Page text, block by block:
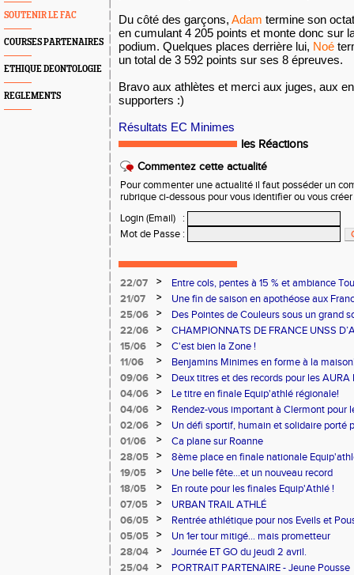
SOUTENIR LE FAC
COURSES PARTENAIRES
ETHIQUE DEONTOLOGIE
REGLEMENTS
Du côté des garçons, Adam termine son
en cumulant 4 205 points et monte donc sur
podium. Quelques places derrière lui, Noé
un total de 3 592 points sur ses 8 épreuves.
Bravo aux athlètes et merci aux juges, aux
supporters :)
Résultats EC Minimes
les Réactions
Commentez cette actualité
Pour commenter une actualité il faut posséder un
rubrique ci-dessous pour vous identifier ou vous
Login (Email)
:
Mot de Passe :
22/07 >
Entre cols, pentes à 15 % et ambiance
ont relevé le défi !
21/07 >
Une fin de saison en apothéose aux
25/06
>
Des Pointes de Couleurs sous un grand
22/06
>
CHAMPIONNATS DE FRANCE UNSS
15/06
>
C'est bien la Zone !
11/06
>
Benjamins Minimes en forme à la
09/06
>
Deux titres et des records pour les
04/06
>
Le titre en finale Equip'athlé régionale!
04/06
>
Rendez-vous important à Clermont pour
02/06
>
Un défi sportif, humain et solidaire porté
du Cœur.
01/06 >
Ca plane sur Roanne
28/05
>
8ème place en finale nationale
19/05
>
Une belle fête...et un nouveau record
18/05
>
En route pour les finales Equip'Athlé !
07/05
>
URBAN TRAIL ATHLÉ
06/05
>
Rentrée athlétique pour nos Eveils et
05/05
>
Un 1er tour mitigé... mais prometteur
28/04
>
Journée ET GO du jeudi 2 avril.
25/04
>
PORTRAIT PARTENAIRE - Jeune Pousse